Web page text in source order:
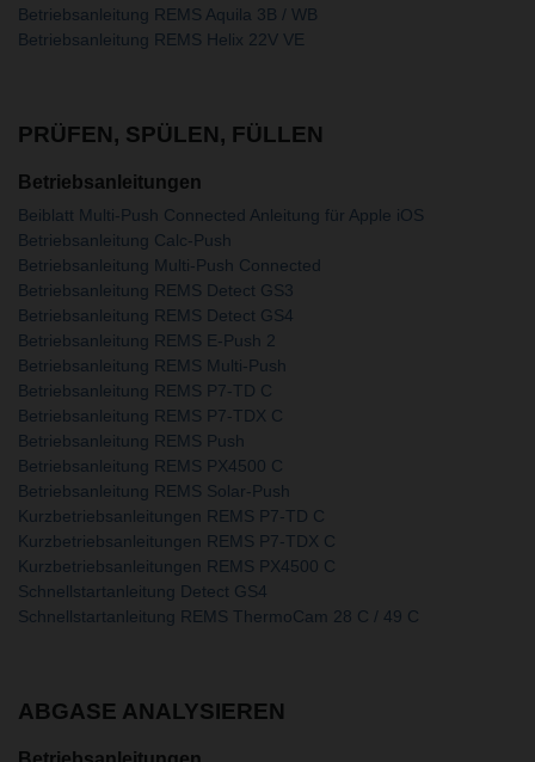
Betriebsanleitung REMS Aquila 3B / WB
Betriebsanleitung REMS Helix 22V VE
PRÜFEN, SPÜLEN, FÜLLEN
Betriebsanleitungen
Beiblatt Multi-Push Connected Anleitung für Apple iOS
Betriebsanleitung Calc-Push
Betriebsanleitung Multi-Push Connected
Betriebsanleitung REMS Detect GS3
Betriebsanleitung REMS Detect GS4
Betriebsanleitung REMS E-Push 2
Betriebsanleitung REMS Multi-Push
Betriebsanleitung REMS P7-TD C
Betriebsanleitung REMS P7-TDX C
Betriebsanleitung REMS Push
Betriebsanleitung REMS PX4500 C
Betriebsanleitung REMS Solar-Push
Kurzbetriebsanleitungen REMS P7-TD C
Kurzbetriebsanleitungen REMS P7-TDX C
Kurzbetriebsanleitungen REMS PX4500 C
Schnellstartanleitung Detect GS4
Schnellstartanleitung REMS ThermoCam 28 C / 49 C
ABGASE ANALYSIEREN